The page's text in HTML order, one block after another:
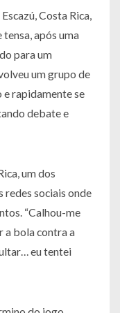
Costa Rica,
após uma
para um
um grupo de
e rapidamente se
debate e
um dos
redes sociais onde
“Calhou-me
a bola contra a
eu tentei